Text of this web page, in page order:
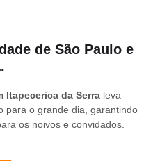
de São Paulo e
Itapecerica da Serra leva
para o grande dia, garantindo
os noivos e convidados.